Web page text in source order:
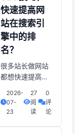
整和搜索引擎营
销成为不容忽视
的两个关键手
段。它们各有千
秋，却又密不可
如何正确理解和
运用它们呢？SE
快速提高网
站在搜索引
擎中的排
名？
很多站长做网站
都想快速提高关
编就来跟大家分
享10个快速提高
2026-
07-
23
27
阅
读
0
评
论